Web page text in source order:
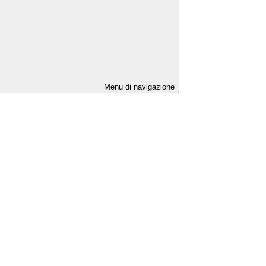
Menu di navigazione